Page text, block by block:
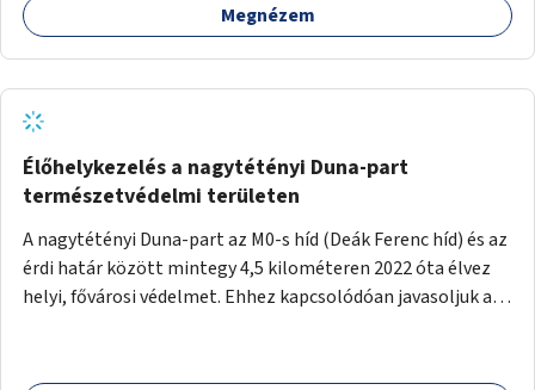
Megnézem
Élőhelykezelés a nagytétényi Duna-part
természetvédelmi területen
A nagytétényi Duna-part az M0-s híd (Deák Ferenc híd) és az
érdi határ között mintegy 4,5 kilométeren 2022 óta élvez
helyi, fővárosi védelmet. Ehhez kapcsolódóan javasoljuk a